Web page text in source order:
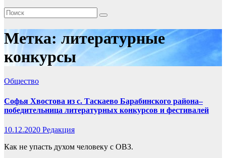
Метка:литературные
конкурсы
Общество
Софья Хвостова из с. Таскаево Барабинского района–
победительница литературных конкурсов и фестивалей
10.12.2020 Редакция
Как не упасть духом человеку с ОВЗ.